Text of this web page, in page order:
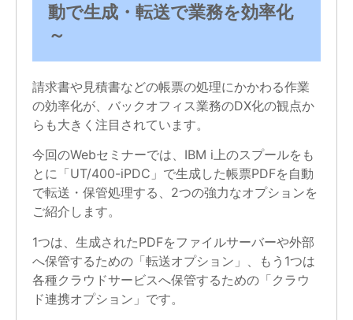
動で生成・転送で業務を効率化
～
請求書や見積書などの帳票の処理にかかわる作業
の効率化が、バックオフィス業務のDX化の観点か
らも大きく注目されています。
今回のWebセミナーでは、IBM i上のスプールをも
とに「UT/400-iPDC」で生成した帳票PDFを自動
で転送・保管処理する、2つの強力なオプションを
ご紹介します。
1つは、生成されたPDFをファイルサーバーや外部
へ保管するための「転送オプション」、もう1つは
各種クラウドサービスへ保管するための「クラウ
ド連携オプション」です。